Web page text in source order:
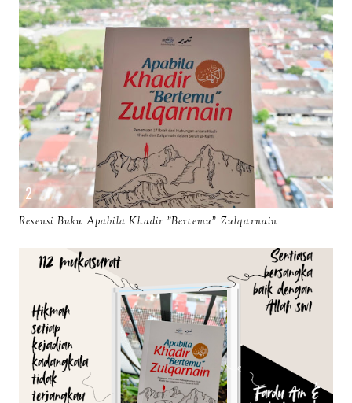
Resensi Buku Apabila Khadir "Bertemu" Zulqarnain